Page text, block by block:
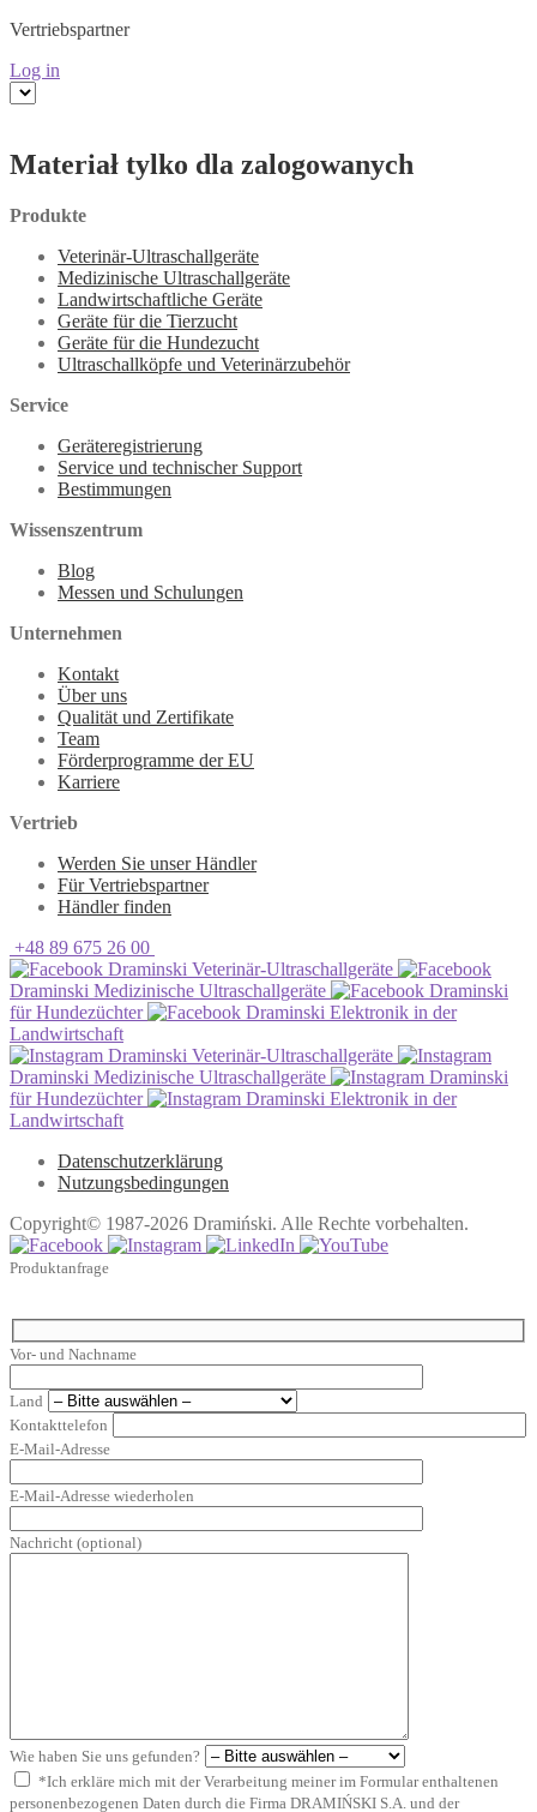
Vertriebspartner
Log in
Materiał tylko dla zalogowanych
Produkte
Veterinär-Ultraschallgeräte
Medizinische Ultraschallgeräte
Landwirtschaftliche Geräte
Geräte für die Tierzucht
Geräte für die Hundezucht
Ultraschallköpfe und Veterinärzubehör
Service
Geräteregistrierung
Service und technischer Support
Bestimmungen
Wissenszentrum
Blog
Messen und Schulungen
Unternehmen
Kontakt
Über uns
Qualität und Zertifikate
Team
Förderprogramme der EU
Karriere
Vertrieb
Werden Sie unser Händler
Für Vertriebspartner
Händler finden
+48 89 675 26 00
Draminski Veterinär-Ultraschallgeräte
Draminski Medizinische Ultraschallgeräte
Draminski
für Hundezüchter
Draminski Elektronik in der
Landwirtschaft
Draminski Veterinär-Ultraschallgeräte
Draminski Medizinische Ultraschallgeräte
Draminski
für Hundezüchter
Draminski Elektronik in der
Landwirtschaft
Datenschutzerklärung
Nutzungsbedingungen
Copyright© 1987-2026 Dramiński. Alle Rechte vorbehalten.
Produktanfrage
Vor- und Nachname
Land
Kontakttelefon
E-Mail-Adresse
E-Mail-Adresse wiederholen
Nachricht (optional)
Wie haben Sie uns gefunden?
*Ich erkläre mich mit der Verarbeitung meiner im Formular enthaltenen
personenbezogenen Daten durch die Firma DRAMIŃSKI S.A. und der